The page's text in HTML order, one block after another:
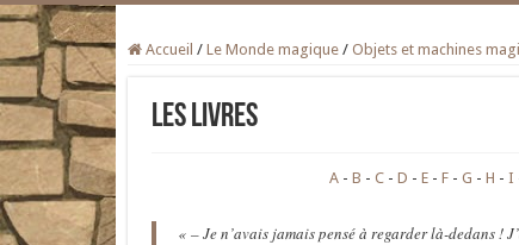
Accueil / Le Monde magique / Objets et machines
Les Livres
A B C D E F G H I
« – Je n’avais jamais pensé à regarder là-dedans !